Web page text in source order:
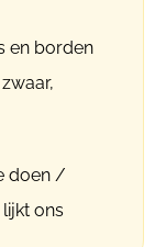
en borden
doen /
ons